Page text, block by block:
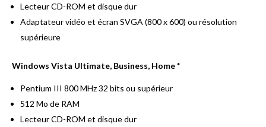
Lecteur CD-ROM et disque dur
Adaptateur vidéo et écran SVGA (800 x 600) ou résolution
supérieure
Windows Vista Ultimate, Business, Home *
Pentium III 800 MHz 32 bits ou supérieur
512 Mo de RAM
Lecteur CD-ROM et disque dur